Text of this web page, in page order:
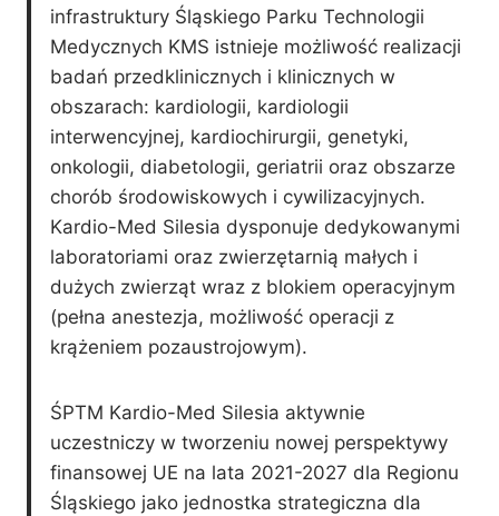
infrastruktury Śląskiego Parku Technologii
Medycznych KMS istnieje możliwość realizacji
badań przedklinicznych i klinicznych w
obszarach: kardiologii, kardiologii
interwencyjnej, kardiochirurgii, genetyki,
onkologii, diabetologii, geriatrii oraz obszarze
chorób środowiskowych i cywilizacyjnych.
Kardio-Med Silesia dysponuje dedykowanymi
laboratoriami oraz zwierzętarnią małych i
dużych zwierząt wraz z blokiem operacyjnym
(pełna anestezja, możliwość operacji z
krążeniem pozaustrojowym).
ŚPTM Kardio-Med Silesia aktywnie
uczestniczy w tworzeniu nowej perspektywy
finansowej UE na lata 2021-2027 dla Regionu
Śląskiego jako jednostka strategiczna dla